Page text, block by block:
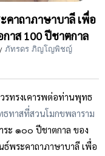
คาถาภาษาบาลี เพื่อ
าส 100 ปีชาตกาล
ภัทรดร ภิญโญพิชญ์
รทรงเคารพต่อท่านพุทธ
ทาสที่สวนโมกขพลาราม
ระ ๑๐๐ ปีชาตกาล ของ
พระคาถาภาษาบาลี เพื่อ